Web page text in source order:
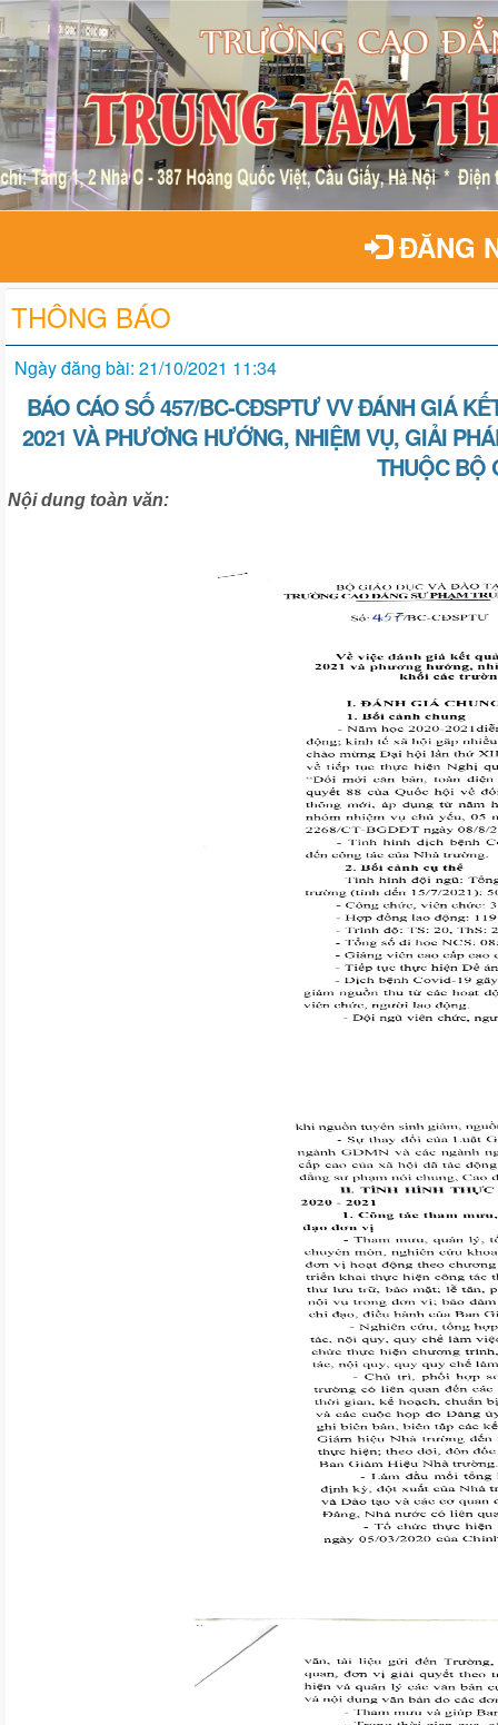
ĐĂNG
THÔNG BÁO
Ngày đăng bài: 21/10/2021 11:34
BÁO CÁO SỐ 457/BC-CĐSPTƯ VV ĐÁNH GIÁ
2021 VÀ PHƯƠNG HƯỚNG, NHIỆM VỤ, GIẢI
THUỘC BỘ
Nội dung toàn văn: